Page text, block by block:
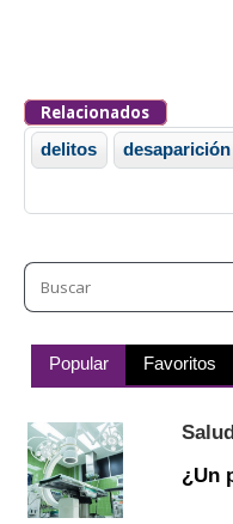
Relacionados
delitos desaparición
Popular Favoritos
¿Un